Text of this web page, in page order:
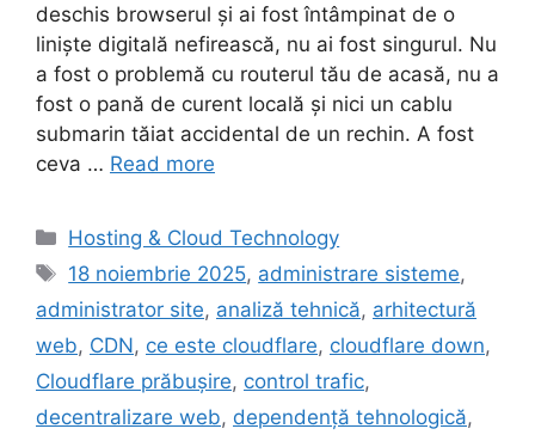
deschis browserul și ai fost întâmpinat de o
liniște digitală nefirească, nu ai fost singurul. Nu
a fost o problemă cu routerul tău de acasă, nu a
fost o pană de curent locală și nici un cablu
submarin tăiat accidental de un rechin. A fost
ceva … Read more
Categories
Hosting & Cloud Technology
Tags
18 noiembrie 2025, administrare sisteme,
administrator site, analiză tehnică, arhitectură
web, CDN, ce este cloudflare, cloudflare down,
Cloudflare prăbușire, control trafic,
decentralizare web, dependență tehnologică,